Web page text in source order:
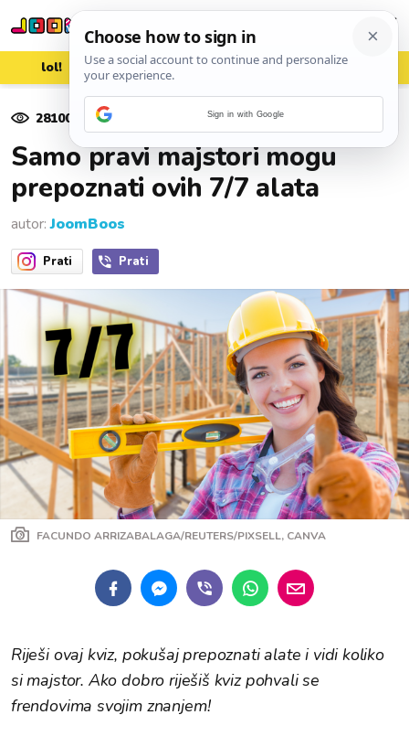
lol! aww vrh! woot?!
28100 pregleda
Samo pravi majstori mogu
prepoznati ovih 7/7 alata
autor:JoomBoos
Prati Prati
FACUNDO ARRIZABALAGA/REUTERS/PIXSELL, CANVA
Riješi ovaj kviz, pokušaj prepoznati alate i vidi koliko
si majstor. Ako dobro riješiš kviz pohvali se
frendovima svojim znanjem!
Sign in with Google